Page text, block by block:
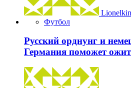
Lionelkin
Футбол
Русский орднунг и
Германия поможет